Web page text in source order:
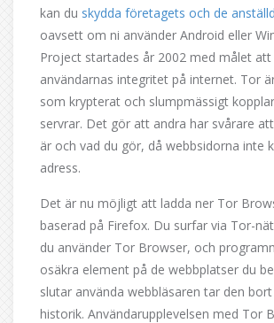
kan du skydda företagets och de
oavsett om ni använder Android eller
Project startades år 2002 med målet
användarnas integritet på internet. Tor
som krypterat och slumpmässigt
servrar. Det gör att andra har svårare
är och vad du gör, då webbsidorna inte
adress.
Det är nu möjligt att ladda ner Tor
baserad på Firefox. Du surfar via Tor-
du använder Tor Browser, och
osäkra element på de webbplatser du
slutar använda webbläsaren tar den
historik. Användarupplevelsen med Tor